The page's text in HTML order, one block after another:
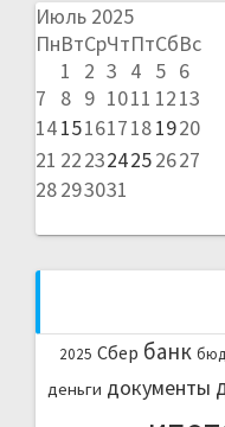
Июль 2025
ПнВтСрЧтПтСбВс
1
2 3 4 5 6
7
8 9 1011 1213
14151617181920
21 222324252627
28293031
2025 Сбер банк
деньги документы